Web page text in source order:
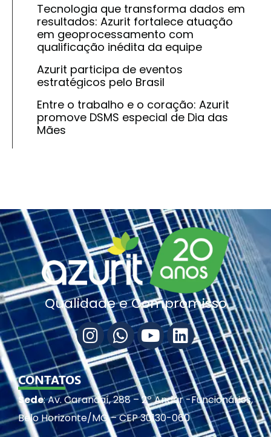
Tecnologia que transforma dados em
resultados: Azurit fortalece atuação
em geoprocessamento com
qualificação inédita da equipe
Azurit participa de eventos
estratégicos pelo Brasil
Entre o trabalho e o coração: Azurit
promove DSMS especial de Dia das
Mães
Qualidade e Compromisso
CONTATOS
Sede: Av. Carandaí, 288 – 2º Andar -Funcionários,
Belo Horizonte/MG – CEP 30130-060